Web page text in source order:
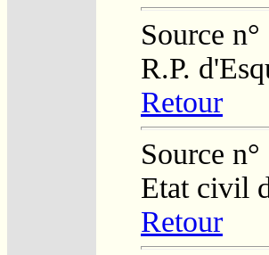
Source
R.P.
Retour
Source
Etat civil
Retour